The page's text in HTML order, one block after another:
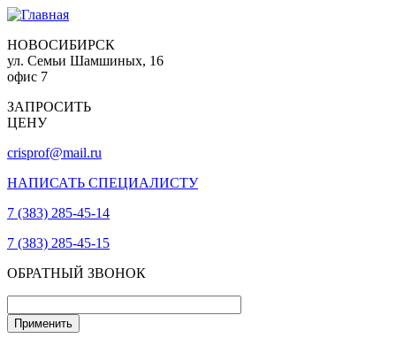
НОВОСИБИРСК
ул. Семьи Шамшиных, 16
офис 7
ЗАПРОСИТЬ
ЦЕНУ
crisprof@mail.ru
НАПИСАТЬ СПЕЦИАЛИСТУ
7 (383) 285-45-14
7 (383) 285-45-15
ОБРАТНЫЙ ЗВОНОК